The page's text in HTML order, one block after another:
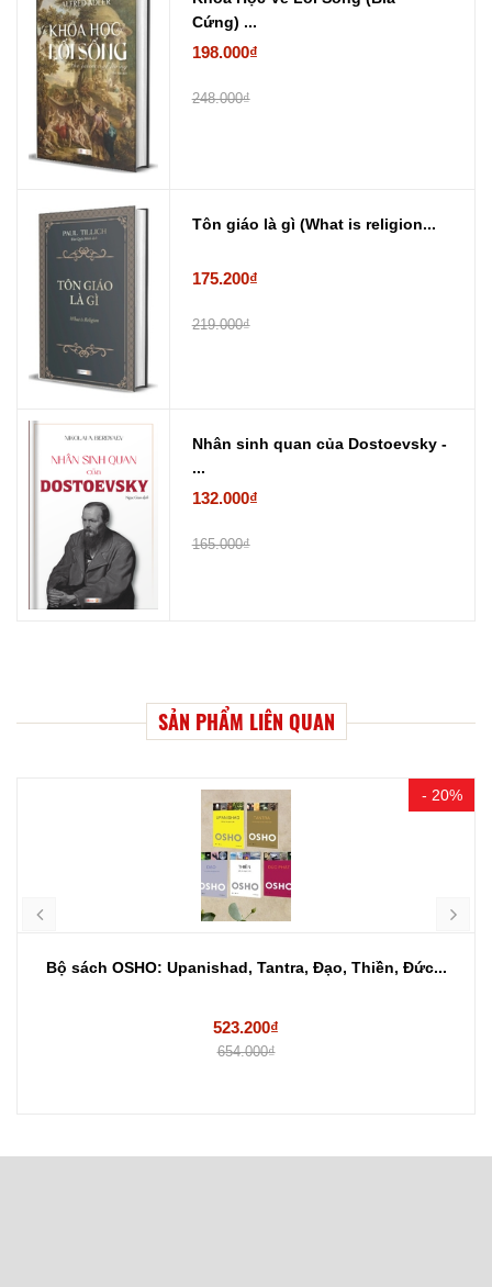
Cứng) ...
198.000₫
248.000₫
Tôn giáo là gì (What is religion...
175.200₫
219.000₫
Nhân sinh quan của Dostoevsky -
...
132.000₫
165.000₫
SẢN PHẨM LIÊN QUAN
- 20%
Bộ sách OSHO: Upanishad, Tantra, Đạo, Thiền, Đức...
523.200₫
654.000₫